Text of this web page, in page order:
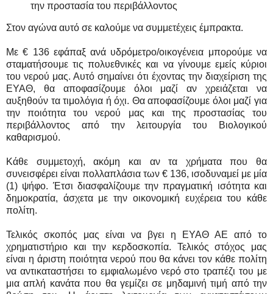
την προστασία του περιβάλλοντος
Στον αγώνα αυτό σε καλούμε να συμμετέχεις έμπρακτα.
Με € 136 εφάπαξ ανά υδρόμετρο/οικογένεια μπορούμε να
σταματήσουμε τις πολυεθνικές και να γίνουμε εμείς κύριοι
του νερού μας. Αυτό σημαίνει ότι έχοντας την διαχείριση της
ΕΥΑΘ, θα αποφασίζουμε όλοι μαζί αν χρειάζεται να
αυξηθούν τα τιμολόγια ή όχι. Θα αποφασίζουμε όλοι μαζί για
την ποιότητα του νερού μας και της προστασίας του
περιβάλλοντος από την λειτουργία του Βιολογικού
καθαρισμού.
Κάθε συμμετοχή, ακόμη και αν τα χρήματα που θα
συνεισφέρει είναι πολλαπλάσια των € 136, ισοδυναμεί με μία
(1) ψήφο. Έτσι διασφαλίζουμε την πραγματική ισότητα και
δημοκρατία, άσχετα με την οικονομική ευχέρεια του κάθε
πολίτη.
Τελικός σκοπός μας είναι να βγει η ΕΥΑΘ ΑΕ από το
χρηματιστήριο και την κερδοσκοπία. Τελικός στόχος μας
είναι η άριστη ποιότητα νερού που θα κάνει τον κάθε πολίτη
να αντικαταστήσει το εμφιαλωμένο νερό στο τραπέζι του με
μια απλή κανάτα που θα γεμίζει σε μηδαμινή τιμή από την